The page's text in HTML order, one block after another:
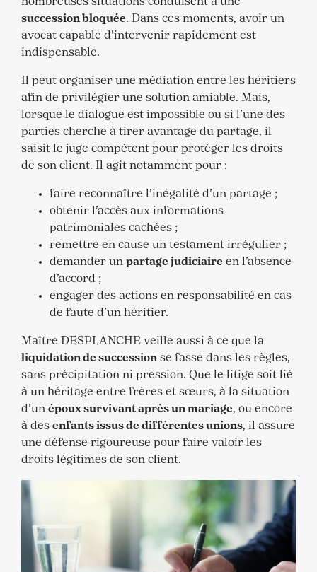
nombreuses situations conduisent à une
succession bloquée. Dans ces moments, avoir un
avocat capable d’intervenir rapidement est
indispensable.
Il peut organiser une médiation entre les héritiers
afin de privilégier une solution amiable. Mais,
lorsque le dialogue est impossible ou si l’une des
parties cherche à tirer avantage du partage, il
saisit le juge compétent pour protéger les droits
de son client. Il agit notamment pour :
faire reconnaître l’inégalité d’un partage ;
obtenir l’accès aux informations
patrimoniales cachées ;
remettre en cause un testament irrégulier ;
demander un partage judiciaire en l’absence
d’accord ;
engager des actions en responsabilité en cas
de faute d’un héritier.
Maître DESPLANCHE veille aussi à ce que la
liquidation de successionse fasse dans les règles,
sans précipitation ni pression. Que le litige soit lié
à un héritage entre frères et sœurs, à la situation
d’un époux survivant après un mariage, ou encore
à des enfants issus de différentes unions, il assure
une défense rigoureuse pour faire valoir les
droits légitimes de son client.